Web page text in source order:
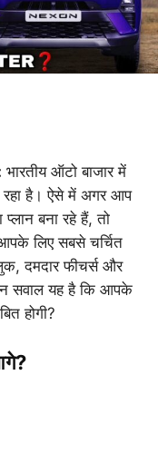
भारतीय ऑटो बाजार में
रहा है। ऐसे में अगर आप
बना रहे हैं, तो
लिए सबसे चर्चित
दमदार फीचर्स और
सवाल यह है कि आपके
होगी?